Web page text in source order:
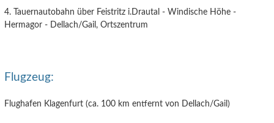
4. Tauernautobahn über Feistritz i.Drautal - Windische Höhe -
Hermagor - Dellach/Gail, Ortszentrum
Flugzeug:
Flughafen Klagenfurt (ca. 100 km entfernt von Dellach/Gail)